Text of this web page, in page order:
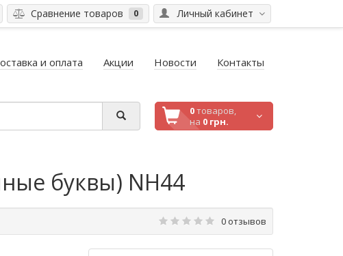
Личный кабинет
Сравнение товаров 0
и оплата Акции Новости Контакты
0товаров,
на 0 грн.
буквы) NH44
0 отзывов